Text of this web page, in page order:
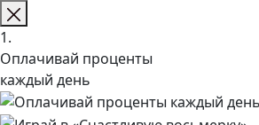
1.
Оплачивай проценты
каждый день